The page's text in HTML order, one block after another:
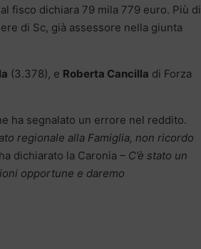
fisco dichiara 79 mila 779 euro. Più di
di Sc, già assessore nella giunta
(3.378), e Roberta Cancilla di Forza
ha segnalato un errore nel reddito.
regionale alla Famiglia, non ricordo
ha dichiarato la Caronia – C’è stato un
opportune e daremo